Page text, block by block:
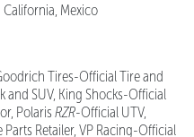
California, Mexico
Tires-Official Tire and
and SUV, King Shocks-Official
PolarisRZR-Official UTV,
Retailer, VP Racing-Official